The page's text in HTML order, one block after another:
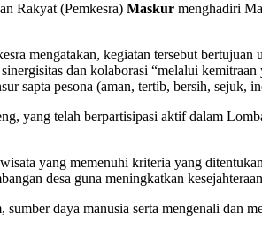
Rakyat (Pemkesra) Maskur menghadiri
mengatakan, kegiatan tersebut
dan kolaborasi “melalui
sapta pesona (aman, tertib, bersih, sejuk,
yang telah berpartisipasi aktif dalam
yang memenuhi kriteria yang
desa guna meningkatkan
daya manusia serta mengenali dan